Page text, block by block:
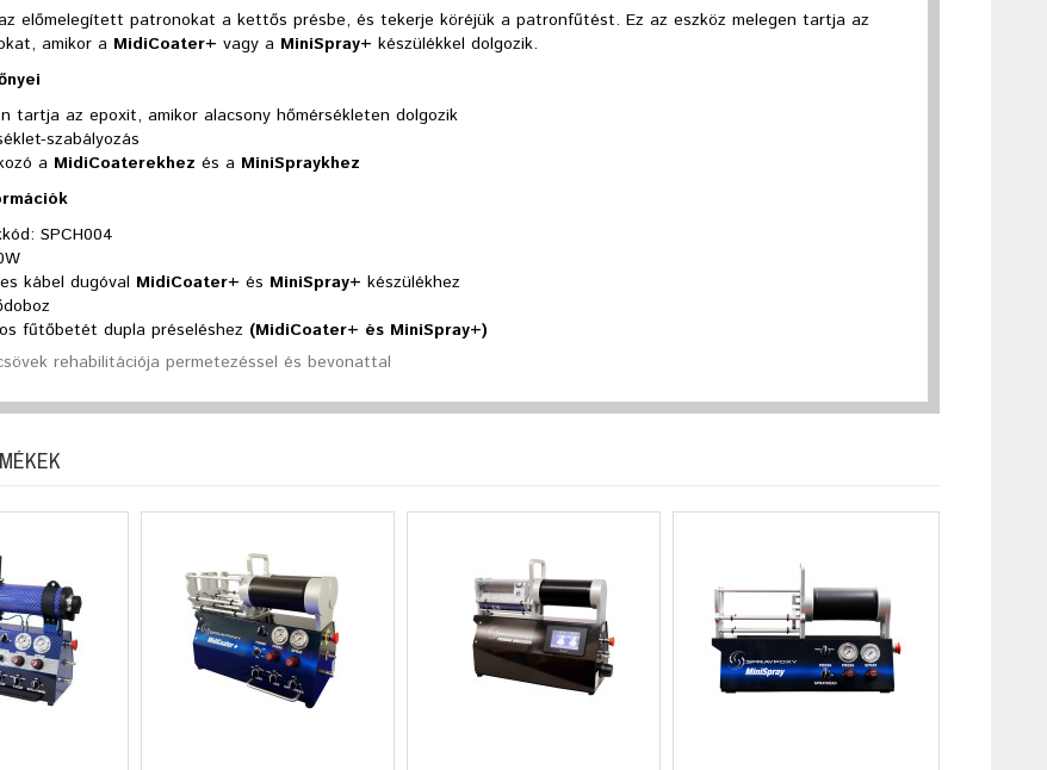
előmelegített patronokat a kettős présbe, és tekerje köréjük a patronfűtést. Ez az eszköz melegen tartja az
amikor a MidiCoater+ vagy a MiniSpray+ készülékkel dolgozik.
tartja az epoxit, amikor alacsony hőmérsékleten dolgozik
szabályozás
a MidiCoaterekhez és a MiniSpraykhez
SPCH004
kábel dugóval MidiCoater+ és MiniSpray+ készülékhez
fűtőbetét dupla préseléshez (MidiCoater+ és MiniSpray+)
rehabilitációja permetezéssel és bevonattal